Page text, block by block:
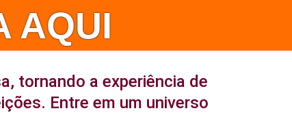
AQUI
tornando a experiência de
Entre em um universo